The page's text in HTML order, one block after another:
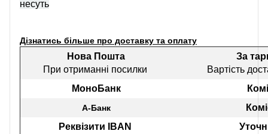
несуть
Дізнатись більше про доставку та оплату
Нова Пошта
При отриманні посилки
За
Вартість
МоноБанк
А-Банк
Реквізити IBAN